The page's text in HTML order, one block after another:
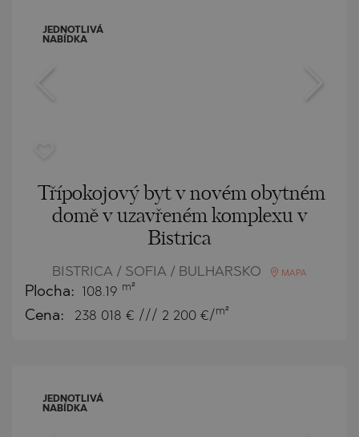
JEDNOTLIVÁ
NABÍDKA
Třípokojový byt v novém obytném
domě v uzavřeném komplexu v
Bistrica
BISTRICA / SOFIA / BULHARSKO MAPA
Plocha: 108.19 m²
Cena: 238 018 € /// 2 200 €/ m²
JEDNOTLIVÁ
NABÍDKA